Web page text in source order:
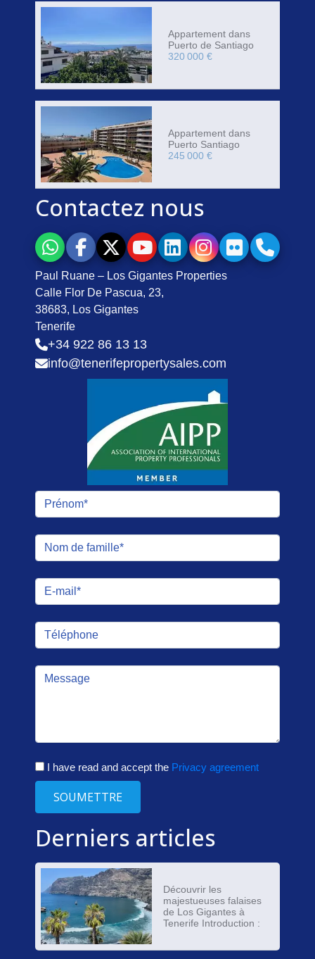
Appartement dans
Puerto de Santiago
320 000 €
Appartement dans
Puerto Santiago
245 000 €
Contactez nous
Paul Ruane – Los Gigantes Properties
Calle Flor De Pascua, 23,
38683, Los Gigantes
Tenerife
+34 922 86 13 13
info@tenerifepropertysales.com
I have read and accept the Privacy agreement
SOUMETTRE
Derniers articles
Découvrir les
majestueuses falaises
de Los Gigantes à
Tenerife Introduction :